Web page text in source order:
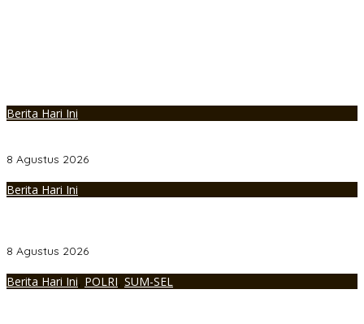
Berita Hari Ini
8 Agustus 2026
Berita Hari Ini
8 Agustus 2026
Berita Hari Ini, POLRI, SUM-SEL